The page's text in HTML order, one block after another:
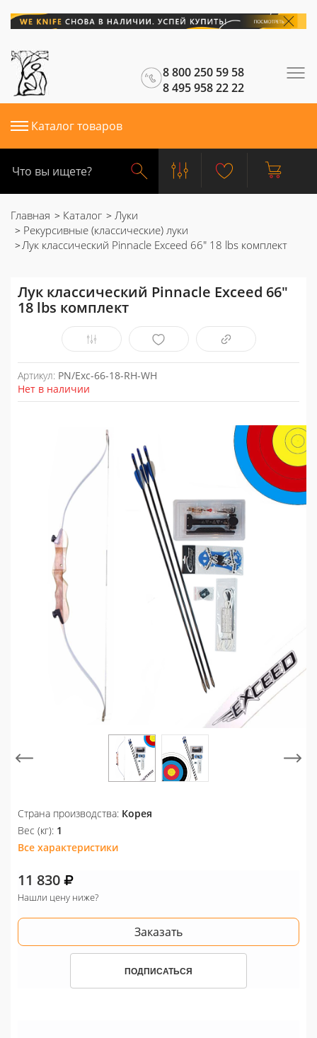
8 800 250 59 58
8 495 958 22 22
Каталог товаров
Главная Каталог
Луки
Рекурсивные (классические) луки
Лук классический Pinnacle Exceed 66" 18 lbs комплект
Лук классический Pinnacle Exceed 66"
18 lbs комплект
Артикул: PN/Exc-66-18-RH-WH
Нет в наличии
Страна производства: Корея
Вес (кг): 1
Все характеристики
11 830
Нашли цену ниже?
Заказать
ПОДПИСАТЬСЯ